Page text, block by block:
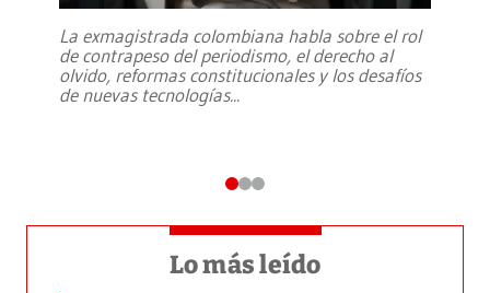
La exmagistrada colombiana habla sobre el rol
de contrapeso del periodismo, el derecho al
olvido, reformas constitucionales y los desafíos
de nuevas tecnologías...
Lo más leído